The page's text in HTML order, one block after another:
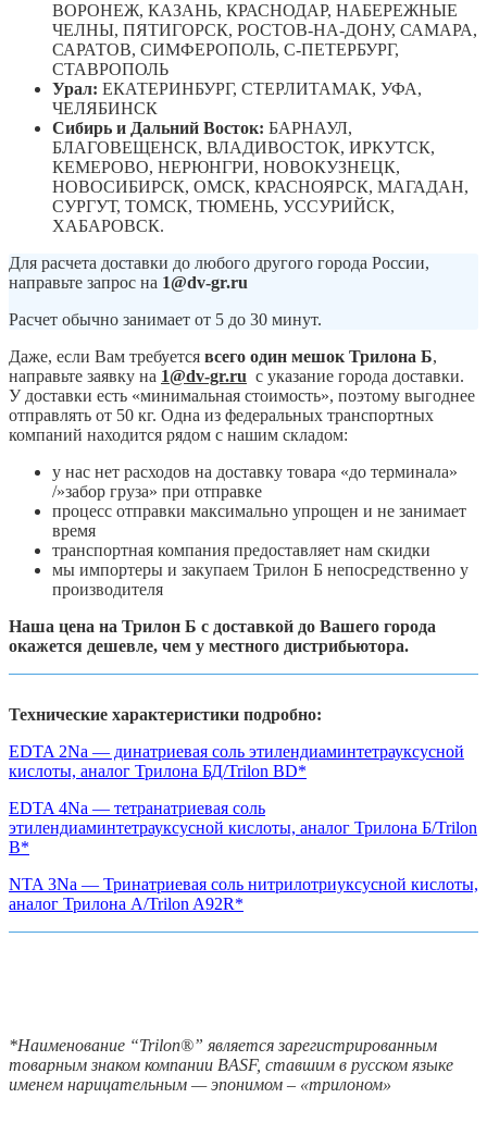
ВОРОНЕЖ, КАЗАНЬ, КРАСНОДАР, НАБЕРЕЖНЫЕ
ЧЕЛНЫ, ПЯТИГОРСК, РОСТОВ-НА-ДОНУ, САМАРА,
САРАТОВ, СИМФЕРОПОЛЬ, С-ПЕТЕРБУРГ,
СТАВРОПОЛЬ
Урал: ЕКАТЕРИНБУРГ, СТЕРЛИТАМАК, УФА,
ЧЕЛЯБИНСК
Сибирь и Дальний Восток: БАРНАУЛ,
БЛАГОВЕЩЕНСК, ВЛАДИВОСТОК, ИРКУТСК,
КЕМЕРОВО, НЕРЮНГРИ, НОВОКУЗНЕЦК,
НОВОСИБИРСК, ОМСК, КРАСНОЯРСК, МАГАДАН,
СУРГУТ, ТОМСК, ТЮМЕНЬ, УССУРИЙСК,
ХАБАРОВСК.
Для расчета доставки до любого другого города России,
направьте запрос на 1@dv-gr.ru
Расчет обычно занимает от 5 до 30 минут.
Даже, если Вам требуется всего один мешок Трилона Б,
направьте заявку на 1@dv-gr.ru с указание города доставки.
У доставки есть «минимальная стоимость», поэтому выгоднее
отправлять от 50 кг. Одна из федеральных транспортных
компаний находится рядом с нашим складом:
у нас нет расходов на доставку товара «до терминала»
/»забор груза» при отправке
процесс отправки максимально упрощен и не занимает
время
транспортная компания предоставляет нам скидки
мы импортеры и закупаем Трилон Б непосредственно у
производителя
Наша цена на Трилон Б с доставкой до Вашего города
окажется дешевле, чем у местного дистрибьютора.
Технические характеристики подробно:
EDTA 2Na — динатриевая соль этилендиаминтетрауксусной
кислоты, аналог Трилона БД/Trilon BD*
EDTA 4Na — тетранатриевая соль
этилендиаминтетрауксусной кислоты, аналог Трилона Б/Trilon
B*
NTA 3Na — Тринатриевая соль нитрилотриуксусной кислоты,
аналог Трилона А/Trilon A92R*
*Наименование “Trilon®” является зарегистрированным
товарным знаком компании BASF, ставшим в русском языке
именем нарицательным — эпонимом – «трилоном»